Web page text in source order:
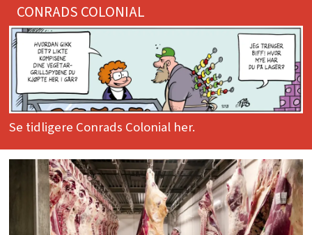
CONRADS COLONIAL
Se tidligere Conrads Colonial her.